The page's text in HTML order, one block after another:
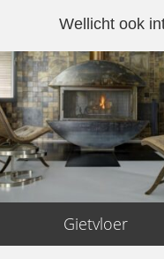
Wellicht ook
Gietvloer